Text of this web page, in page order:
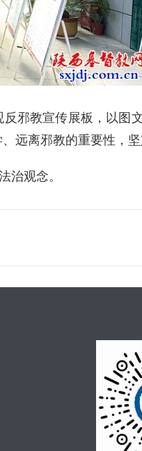
邪教宣传展板，以图
远离邪教的重要性，坚
治观念。